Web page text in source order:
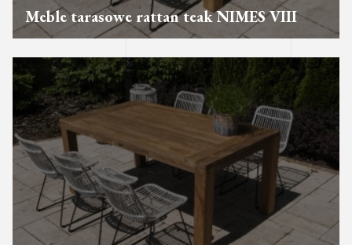
Meble tarasowe rattan teak NIMES VIII